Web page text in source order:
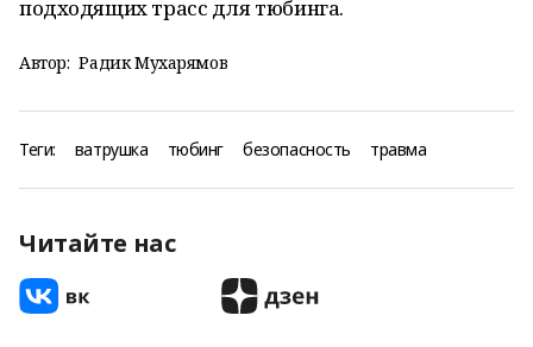
подходящих трасс для тюбинга.
Автор: Радик Мухарямов
Теги: ватрушка тюбинг безопасность травма
Читайте нас